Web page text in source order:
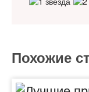
Похожие